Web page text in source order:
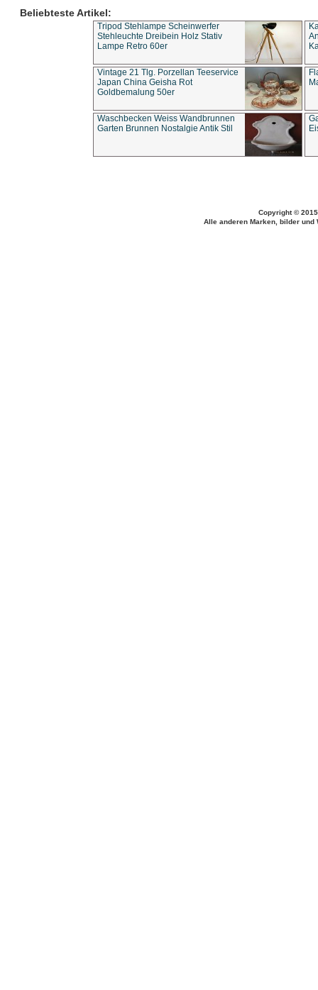
Beliebteste Artikel:
Tripod Stehlampe Scheinwerfer
Stehleuchte Dreibein Holz Stativ
Lampe Retro 60er
Vintage 21 Tlg. Porzellan Teeservice
Japan China Geisha Rot
Goldbemalung 50er
Waschbecken Weiss Wandbrunnen
Garten Brunnen Nostalgie Antik Stil
Copyright ©
Alle anderen Marken, bilder und